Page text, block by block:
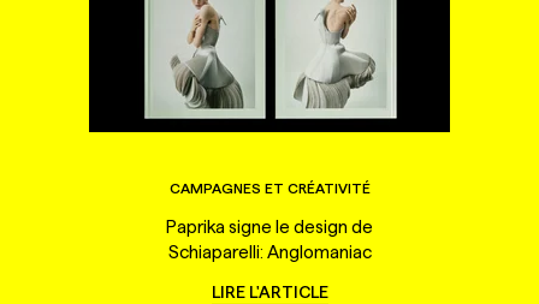
CAMPAGNES ET CRÉATIVITÉ
Paprika signe le design de
Schiaparelli: Anglomaniac
LIRE L'ARTICLE